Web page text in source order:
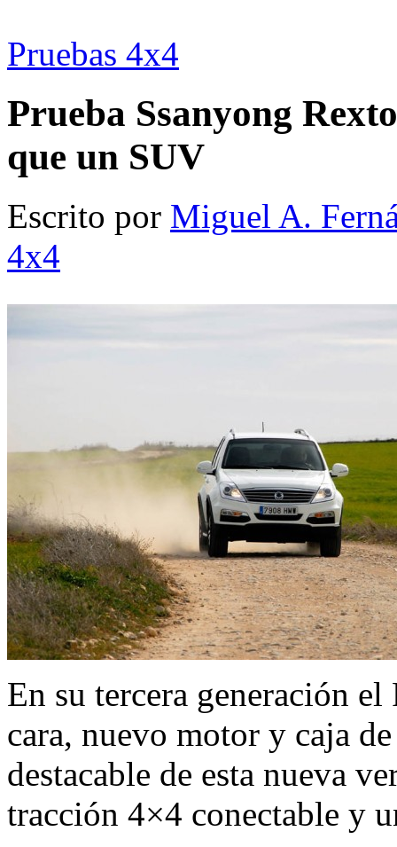
Pruebas 4x4
Prueba Ssanyong
que un SUV
Escrito por Miguel A.
4x4
En su tercera generación
cara, nuevo motor y caja
destacable de esta nueva
tracción 4×4 conectable y